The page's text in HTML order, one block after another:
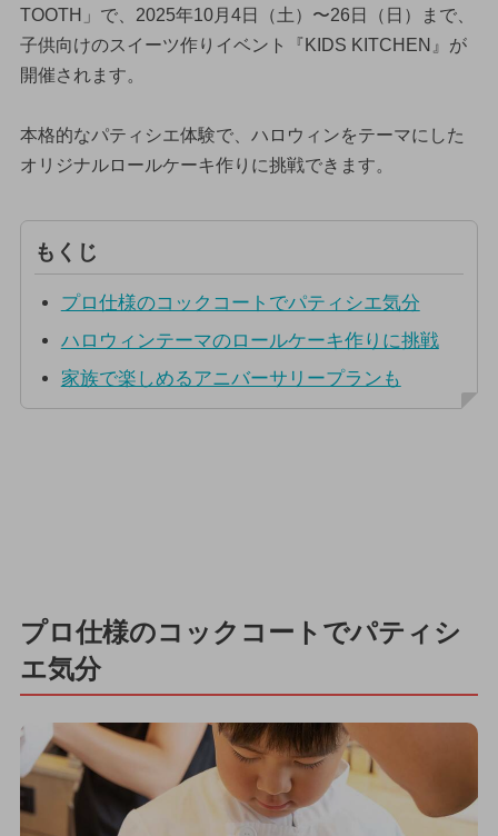
TOOTH」で、2025年10月4日（土）〜26日（日）まで、
子供向けのスイーツ作りイベント『KIDS KITCHEN』が
開催されます。
本格的なパティシエ体験で、ハロウィンをテーマにした
オリジナルロールケーキ作りに挑戦できます。
もくじ
プロ仕様のコックコートでパティシエ気分
ハロウィンテーマのロールケーキ作りに挑戦
家族で楽しめるアニバーサリープランも
プロ仕様のコックコートでパティシ
エ気分